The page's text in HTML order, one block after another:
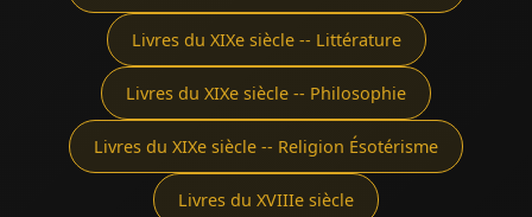
Livres du XIXe siècle -- Littérature
Livres du XIXe siècle -- Philosophie
Livres du XIXe siècle -- Religion Ésotérisme
Livres du XVIIIe siècle